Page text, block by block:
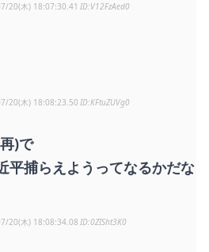
20(木) 18:07:30.41 V12FzAed0
20(木) 18:08:23.50 KFtuZUVg0
)で
平捕らえようってなるかだな
20(木) 18:08:34.08 0ZISht3K0